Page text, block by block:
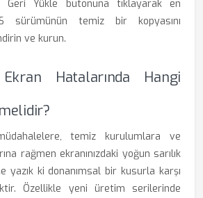
Geri Yükle butonuna tıklayarak en
sürümünün temiz bir kopyasını
ve kurun.
Ekran Hatalarında Hangi
temiz kurulumlara ve
rağmen ekranınızdaki yoğun sarılık
yazık ki donanımsal bir kusurla karşı
Özellikle yeni üretim serilerinde